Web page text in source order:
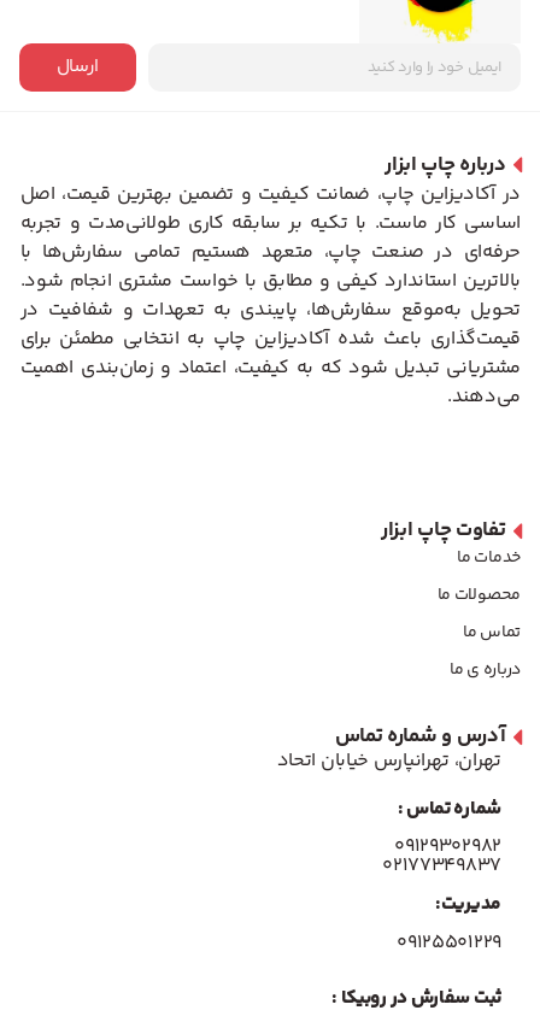
ارسال
درباره چاپ ابزار
در آکادیزاین چاپ، ضمانت کیفیت و تضمین بهترین قیمت، اصل
اساسی کار ماست. با تکیه بر سابقه کاری طولانی‌مدت و تجربه
حرفه‌ای در صنعت چاپ، متعهد هستیم تمامی سفارش‌ها با
بالاترین استاندارد کیفی و مطابق با خواست مشتری انجام شود.
تحویل به‌موقع سفارش‌ها، پایبندی به تعهدات و شفافیت در
قیمت‌گذاری باعث شده آکادیزاین چاپ به انتخابی مطمئن برای
مشتریانی تبدیل شود که به کیفیت، اعتماد و زمان‌بندی اهمیت
می‌دهند.
تفاوت چاپ ابزار
خدمات ما
محصولات ما
تماس ما
درباره ی ما
آدرس و شماره تماس
تهران، تهرانپارس خیابان اتحاد
شماره تماس :
۰۹۱۲۹۳۰۲۹۸۲
۰۲۱۷۷۳۴۹۸۳۷
مدیریت:
۰۹۱۲۵۵۰۱۲۲۹
ثبت سفارش در روبیکا :